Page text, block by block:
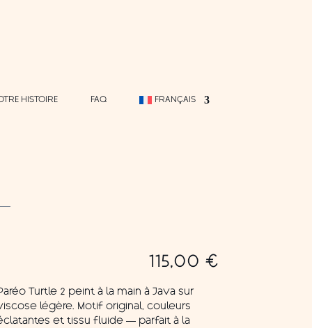
HISTOIRE FAQ FRANÇAIS
115,00 €
Turtle 2 peint à la main à Java sur
légère. Motif original, couleurs
et tissu fluide — parfait à la